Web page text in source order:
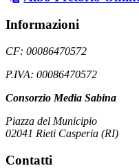
Informazioni
CF: 00086470572
P.IVA: 00086470572
Consorzio Media Sabina
Piazza del Municipio
02041 Rieti Casperia (RI)
Contatti